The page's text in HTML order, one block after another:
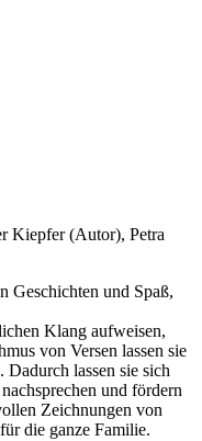
Kiepfer(Autor), Petra
Geschichten und Spaß,
Klang aufweisen,
von Versen lassen sie
Dadurch lassen sie sich
und fördern
Zeichnungen von
die ganze Familie.